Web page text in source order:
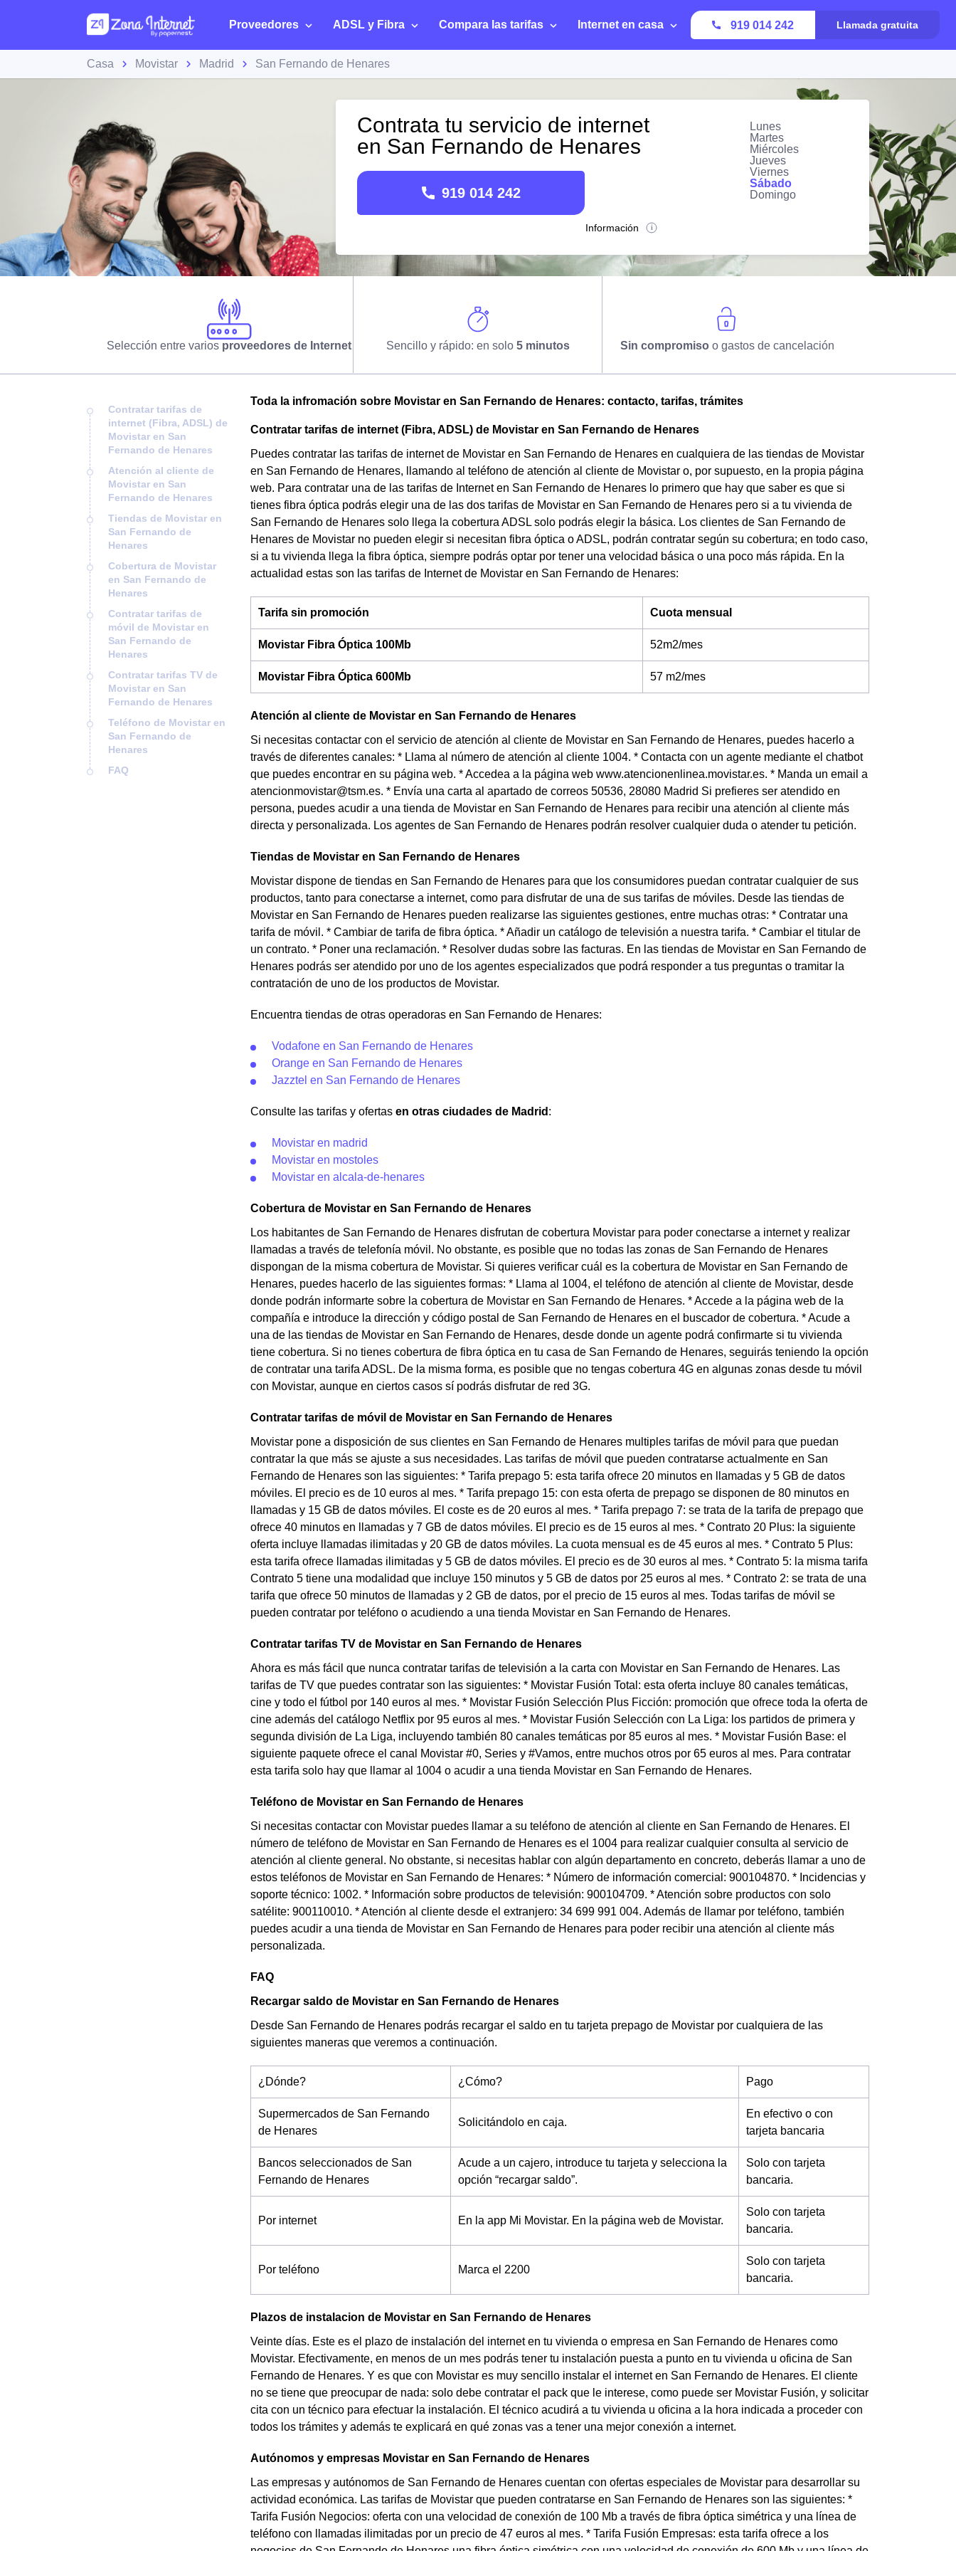
Proveedores ADSL y Fibra Compara las tarifas Internet en casa 919 014 242 Llamada gratuita
Casa Movistar Madrid San Fernando de Henares
Contrata tu servicio de internet
en San Fernando de Henares
919 014 242
Información
Lunes
Martes
Miércoles
Jueves
Viernes
Sábado
Domingo
Selección entre varios proveedores de Internet Sencillo y rápido: en solo 5 minutos Sin compromiso o gastos de cancelación
Contratar tarifas de
internet (Fibra, ADSL) de
Movistar en San
Fernando de Henares
Atención al cliente de
Movistar en San
Fernando de Henares
Tiendas de Movistar en
San Fernando de
Henares
Cobertura de Movistar
en San Fernando de
Henares
Contratar tarifas de
móvil de Movistar en
San Fernando de
Henares
Contratar tarifas TV de
Movistar en San
Fernando de Henares
Teléfono de Movistar en
San Fernando de
Henares
FAQ
Toda la infromación sobre Movistar en San Fernando de Henares: contacto, tarifas, trámites
Contratar tarifas de internet (Fibra, ADSL) de Movistar en San Fernando de Henares
Puedes contratar las tarifas de internet de Movistar en San Fernando de Henares en cualquiera de las tiendas de Movistar
en San Fernando de Henares, llamando al teléfono de atención al cliente de Movistar o, por supuesto, en la propia página
web. Para contratar una de las tarifas de Internet en San Fernando de Henares lo primero que hay que saber es que si
tienes fibra óptica podrás elegir una de las dos tarifas de Movistar en San Fernando de Henares pero si a tu vivienda de
San Fernando de Henares solo llega la cobertura ADSL solo podrás elegir la básica. Los clientes de San Fernando de
Henares de Movistar no pueden elegir si necesitan fibra óptica o ADSL, podrán contratar según su cobertura; en todo caso,
si a tu vivienda llega la fibra óptica, siempre podrás optar por tener una velocidad básica o una poco más rápida. En la
actualidad estas son las tarifas de Internet de Movistar en San Fernando de Henares:
Tarifa sin promoción Cuota mensual
Movistar Fibra Óptica 100Mb 52m2/mes
Movistar Fibra Óptica 600Mb 57 m2/mes
Atención al cliente de Movistar en San Fernando de Henares
Si necesitas contactar con el servicio de atención al cliente de Movistar en San Fernando de Henares, puedes hacerlo a
través de diferentes canales: * Llama al número de atención al cliente 1004. * Contacta con un agente mediante el chatbot
que puedes encontrar en su página web. * Accedea a la página web www.atencionenlinea.movistar.es. * Manda un email a
atencionmovistar@tsm.es. * Envía una carta al apartado de correos 50536, 28080 Madrid Si prefieres ser atendido en
persona, puedes acudir a una tienda de Movistar en San Fernando de Henares para recibir una atención al cliente más
directa y personalizada. Los agentes de San Fernando de Henares podrán resolver cualquier duda o atender tu petición.
Tiendas de Movistar en San Fernando de Henares
Movistar dispone de tiendas en San Fernando de Henares para que los consumidores puedan contratar cualquier de sus
productos, tanto para conectarse a internet, como para disfrutar de una de sus tarifas de móviles. Desde las tiendas de
Movistar en San Fernando de Henares pueden realizarse las siguientes gestiones, entre muchas otras: * Contratar una
tarifa de móvil. * Cambiar de tarifa de fibra óptica. * Añadir un catálogo de televisión a nuestra tarifa. * Cambiar el titular de
un contrato. * Poner una reclamación. * Resolver dudas sobre las facturas. En las tiendas de Movistar en San Fernando de
Henares podrás ser atendido por uno de los agentes especializados que podrá responder a tus preguntas o tramitar la
contratación de uno de los productos de Movistar.
Encuentra tiendas de otras operadoras en San Fernando de Henares:
Vodafone en San Fernando de Henares
Orange en San Fernando de Henares
Jazztel en San Fernando de Henares
Consulte las tarifas y ofertas en otras ciudades de Madrid :
Movistar en madrid
Movistar en mostoles
Movistar en alcala-de-henares
Cobertura de Movistar en San Fernando de Henares
Los habitantes de San Fernando de Henares disfrutan de cobertura Movistar para poder conectarse a internet y realizar
llamadas a través de telefonía móvil. No obstante, es posible que no todas las zonas de San Fernando de Henares
dispongan de la misma cobertura de Movistar. Si quieres verificar cuál es la cobertura de Movistar en San Fernando de
Henares, puedes hacerlo de las siguientes formas: * Llama al 1004, el teléfono de atención al cliente de Movistar, desde
donde podrán informarte sobre la cobertura de Movistar en San Fernando de Henares. * Accede a la página web de la
compañía e introduce la dirección y código postal de San Fernando de Henares en el buscador de cobertura. * Acude a
una de las tiendas de Movistar en San Fernando de Henares, desde donde un agente podrá confirmarte si tu vivienda
tiene cobertura. Si no tienes cobertura de fibra óptica en tu casa de San Fernando de Henares, seguirás teniendo la opción
de contratar una tarifa ADSL. De la misma forma, es posible que no tengas cobertura 4G en algunas zonas desde tu móvil
con Movistar, aunque en ciertos casos sí podrás disfrutar de red 3G.
Contratar tarifas de móvil de Movistar en San Fernando de Henares
Movistar pone a disposición de sus clientes en San Fernando de Henares multiples tarifas de móvil para que puedan
contratar la que más se ajuste a sus necesidades. Las tarifas de móvil que pueden contratarse actualmente en San
Fernando de Henares son las siguientes: * Tarifa prepago 5: esta tarifa ofrece 20 minutos en llamadas y 5 GB de datos
móviles. El precio es de 10 euros al mes. * Tarifa prepago 15: con esta oferta de prepago se disponen de 80 minutos en
llamadas y 15 GB de datos móviles. El coste es de 20 euros al mes. * Tarifa prepago 7: se trata de la tarifa de prepago que
ofrece 40 minutos en llamadas y 7 GB de datos móviles. El precio es de 15 euros al mes. * Contrato 20 Plus: la siguiente
oferta incluye llamadas ilimitadas y 20 GB de datos móviles. La cuota mensual es de 45 euros al mes. * Contrato 5 Plus:
esta tarifa ofrece llamadas ilimitadas y 5 GB de datos móviles. El precio es de 30 euros al mes. * Contrato 5: la misma tarifa
Contrato 5 tiene una modalidad que incluye 150 minutos y 5 GB de datos por 25 euros al mes. * Contrato 2: se trata de una
tarifa que ofrece 50 minutos de llamadas y 2 GB de datos, por el precio de 15 euros al mes. Todas tarifas de móvil se
pueden contratar por teléfono o acudiendo a una tienda Movistar en San Fernando de Henares.
Contratar tarifas TV de Movistar en San Fernando de Henares
Ahora es más fácil que nunca contratar tarifas de televisión a la carta con Movistar en San Fernando de Henares. Las
tarifas de TV que puedes contratar son las siguientes: * Movistar Fusión Total: esta oferta incluye 80 canales temáticas,
cine y todo el fútbol por 140 euros al mes. * Movistar Fusión Selección Plus Ficción: promoción que ofrece toda la oferta de
cine además del catálogo Netflix por 95 euros al mes. * Movistar Fusión Selección con La Liga: los partidos de primera y
segunda división de La Liga, incluyendo también 80 canales temáticas por 85 euros al mes. * Movistar Fusión Base: el
siguiente paquete ofrece el canal Movistar #0, Series y #Vamos, entre muchos otros por 65 euros al mes. Para contratar
esta tarifa solo hay que llamar al 1004 o acudir a una tienda Movistar en San Fernando de Henares.
Teléfono de Movistar en San Fernando de Henares
Si necesitas contactar con Movistar puedes llamar a su teléfono de atención al cliente en San Fernando de Henares. El
número de teléfono de Movistar en San Fernando de Henares es el 1004 para realizar cualquier consulta al servicio de
atención al cliente general. No obstante, si necesitas hablar con algún departamento en concreto, deberás llamar a uno de
estos teléfonos de Movistar en San Fernando de Henares: * Número de información comercial: 900104870. * Incidencias y
soporte técnico: 1002. * Información sobre productos de televisión: 900104709. * Atención sobre productos con solo
satélite: 900110010. * Atención al cliente desde el extranjero: 34 699 991 004. Además de llamar por teléfono, también
puedes acudir a una tienda de Movistar en San Fernando de Henares para poder recibir una atención al cliente más
personalizada.
FAQ
Recargar saldo de Movistar en San Fernando de Henares
Desde San Fernando de Henares podrás recargar el saldo en tu tarjeta prepago de Movistar por cualquiera de las
siguientes maneras que veremos a continuación.
¿Dónde? ¿Cómo? Pago
Supermercados de San Fernando
de Henares
Solicitándolo en caja.
En efectivo o con
tarjeta bancaria
Bancos seleccionados de San
Fernando de Henares
Acude a un cajero, introduce tu tarjeta y selecciona la
opción “recargar saldo”.
Solo con tarjeta
bancaria.
Por internet En la app Mi Movistar. En la página web de Movistar.
Solo con tarjeta
bancaria.
Por teléfono Marca el 2200
Solo con tarjeta
bancaria.
Plazos de instalacion de Movistar en San Fernando de Henares
Veinte días. Este es el plazo de instalación del internet en tu vivienda o empresa en San Fernando de Henares como
Movistar. Efectivamente, en menos de un mes podrás tener tu instalación puesta a punto en tu vivienda u oficina de San
Fernando de Henares. Y es que con Movistar es muy sencillo instalar el internet en San Fernando de Henares. El cliente
no se tiene que preocupar de nada: solo debe contratar el pack que le interese, como puede ser Movistar Fusión, y solicitar
cita con un técnico para efectuar la instalación. El técnico acudirá a tu vivienda u oficina a la hora indicada a proceder con
todos los trámites y además te explicará en qué zonas vas a tener una mejor conexión a internet.
Autónomos y empresas Movistar en San Fernando de Henares
Las empresas y autónomos de San Fernando de Henares cuentan con ofertas especiales de Movistar para desarrollar su
actividad económica. Las tarifas de Movistar que pueden contratarse en San Fernando de Henares son las siguientes: *
Tarifa Fusión Negocios: oferta con una velocidad de conexión de 100 Mb a través de fibra óptica simétrica y una línea de
teléfono con llamadas ilimitadas por un precio de 47 euros al mes. * Tarifa Fusión Empresas: esta tarifa ofrece a los